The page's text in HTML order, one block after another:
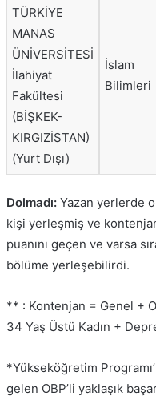
TÜRKİYE
MANAS
ÜNİVERSİTESİ
İlahiyat
Fakültesi
(BİŞKEK-
KIRGIZİSTAN)
(Yurt Dışı)
İslam
Bilimleri
Dolmadı:Yazan yerlerde
kişi yerleşmiş ve
puanını geçen ve varsa
bölüme yerleşebilirdi.
** : Kontenjan = Genel +
34 Yaş Üstü Kadın +
*Yükseköğretim
gelen OBP’li yaklaşık